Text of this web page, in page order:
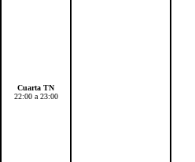
Cuarta TN
22:00 a 23:00